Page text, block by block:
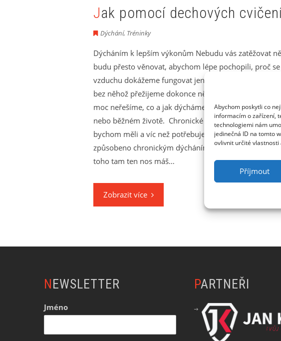
Abychom poskytli co
informacím o zařízení,
technologiemi nám
jedinečná ID na tomto
ovlivnit určité vlastnosti
Příjmout
Jak pomocí dechových
Dýchání, Tréninky
Dýcháním k lepším výkonům Nebudu vás zatěžovat
budu přesto věnovat, abychom lépe pochopili, proč
vzduchu dokážeme fungovat jen pár minut, na rozdíl
bez něhož přežijeme dokonce několik týdnů. Je
moc neřešíme, co a jak dýcháme. Přesto má dýchání
nebo běžném životě. Chronické přejídání vzduchem
bychom měli a víc než potřebujeme. Vlastně se
způsobeno chronickým dýcháním ústy. Takže první
toho tam ten nos máš…
Zobrazit více
NEWSLETTER
Jméno
PARTNEŘI